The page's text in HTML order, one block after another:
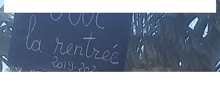
←Article précédent Article suivant→